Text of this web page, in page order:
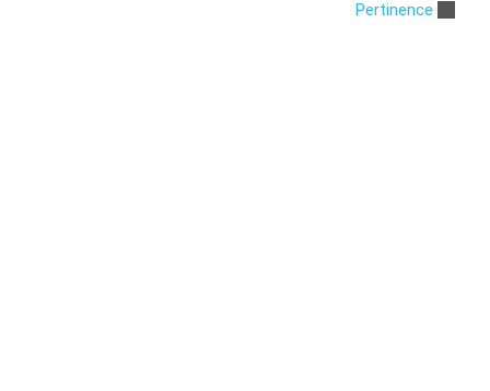
Pertinence